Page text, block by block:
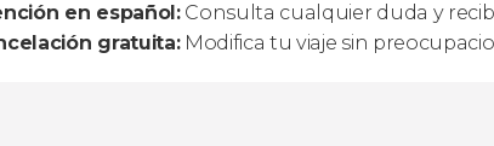
en español:Consulta cualquier duda y
gratuita:Modifica tu viaje sin